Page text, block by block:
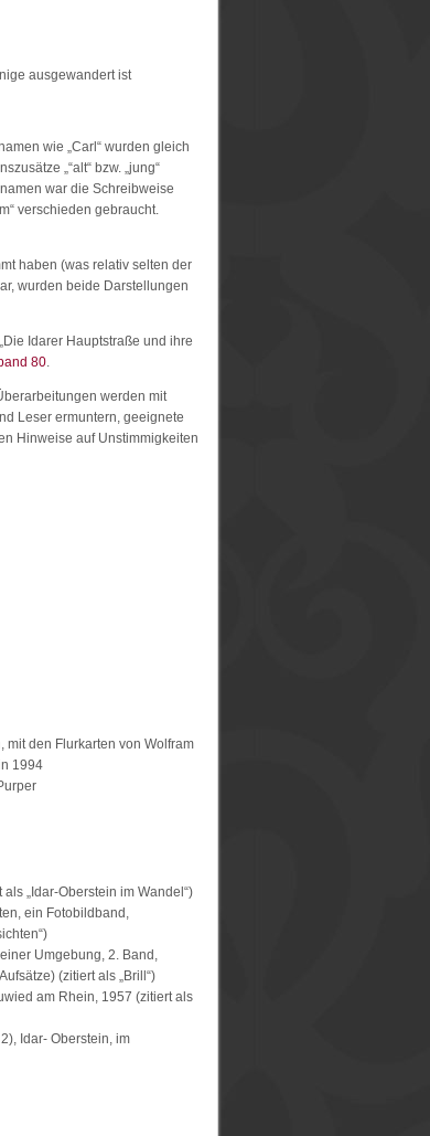
ausgewandert ist
wie „Carl“ wurden gleich
„“alt“ bzw. „jung“
war die Schreibweise
verschieden gebraucht.
haben (was relativ selten der
wurden beide Darstellungen
Idarer Hauptstraße und ihre
80.
werden mit
Leser ermuntern, geeignete
Hinweise auf Unstimmigkeiten
mit den Flurkarten von Wolfram
1994
„Idar-Oberstein im Wandel“)
ein Fotobildband,
Umgebung, 2. Band,
(zitiert als „Brill“)
am Rhein, 1957 (zitiert als
Idar- Oberstein, im